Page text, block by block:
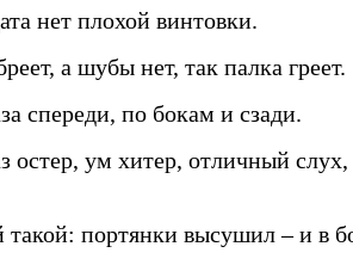
нет плохой винтовки.
а шубы нет, так палка греет.
спереди, по бокам и сзади.
остер, ум хитер, отличный
портянки высушил – и в